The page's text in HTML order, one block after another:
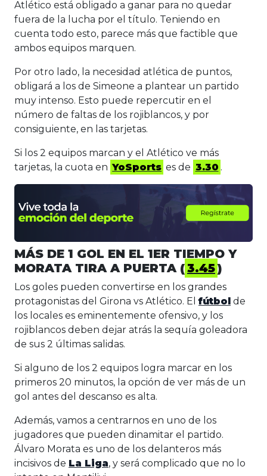
Atlético está obligado a ganar para no quedar
fuera de la lucha por el título. Teniendo en
cuenta todo esto, parece más que factible que
ambos equipos marquen.
Por otro lado, la necesidad atlética de puntos,
obligará a los de Simeone a plantear un partido
muy intenso. Esto puede repercutir en el
número de faltas de los rojiblancos, y por
consiguiente, en las tarjetas.
Si los 2 equipos marcan y el Atlético ve más
tarjetas, la cuota en YoSports es de 3.30 .
MÁS DE 1 GOL EN EL 1ER TIEMPO Y
MORATA TIRA A PUERTA (3.45)
Los goles pueden convertirse en los grandes
protagonistas del Girona vs Atlético. Elfútbol de
los locales es eminentemente ofensivo, y los
rojiblancos deben dejar atrás la sequía goleadora
de sus 2 últimas salidas.
Si alguno de los 2 equipos logra marcar en los
primeros 20 minutos, la opción de ver más de un
gol antes del descanso es alta.
Además, vamos a centrarnos en uno de los
jugadores que pueden dinamitar el partido.
Álvaro Morata es uno de los delanteros más
incisivos de La Liga, y será complicado que no lo